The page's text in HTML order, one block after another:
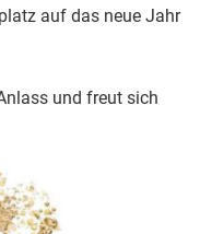
auf das neue Jahr
und freut sich